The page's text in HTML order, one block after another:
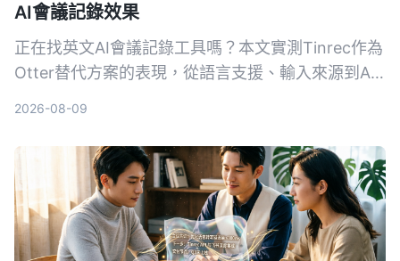
AI會議記錄效果
正在找英文AI會議記錄工具嗎？本文實測Tinrec作為
Otter替代方案的表現，從語言支援、輸入來源到AI
2026-08-09